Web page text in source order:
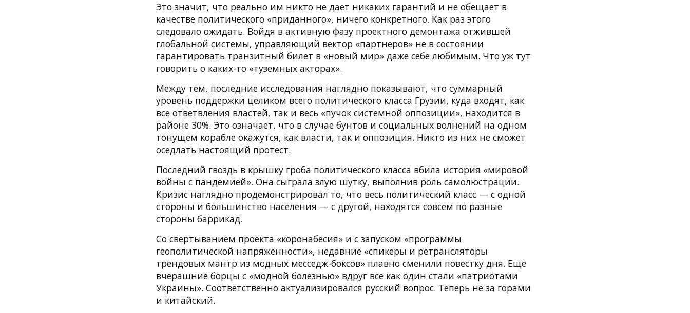
Это значит, что реально им никто не дает никаких гарантий и не обещает в
качестве политического «приданного», ничего конкретного. Как раз этого
следовало ожидать. Войдя в активную фазу проектного демонтажа отжившей
глобальной системы, управляющий вектор «партнеров» не в состоянии
гарантировать транзитный билет в «новый мир» даже себе любимым. Что уж тут
говорить о каких-то «туземных акторах».
Между тем, последние исследования наглядно показывают, что суммарный
уровень поддержки целиком всего политического класса Грузии, куда входят, как
все ответвления властей, так и весь «пучок системной оппозиции», находится в
районе 30%. Это означает, что в случае бунтов и социальных волнений на одном
тонущем корабле окажутся, как власти, так и оппозиция. Никто из них не сможет
оседлать настоящий протест.
Последний гвоздь в крышку гроба политического класса вбила история «мировой
войны с пандемией». Она сыграла злую шутку, выполнив роль самолюстрации.
Кризис наглядно продемонстрировал то, что весь политический класс — с одной
стороны и большинство населения — с другой, находятся совсем по разные
стороны баррикад.
Со свертыванием проекта «коронабесия» и с запуском «программы
геополитической напряженности», недавние «спикеры и ретрансляторы
трендовых мантр из модных месседж-боксов» плавно сменили повестку дня. Еще
вчерашние борцы с «модной болезнью» вдруг все как один стали «патриотами
Украины». Соответственно актуализировался русский вопрос. Теперь не за горами
и китайский.